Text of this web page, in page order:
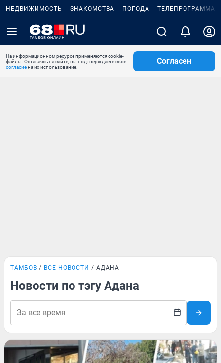
НЕДВИЖИМОСТЬ ЗНАКОМСТВА ПОГОДА ТЕЛЕПРОГРАММА
На информационном ресурсе применяются cookie-
файлы. Оставаясь на сайте, вы подтверждаете свое
согласиена их использование.
Согласен
ТАМБОВ ВСЕ НОВОСТИ АДАНА
Новости по тэгу Адана